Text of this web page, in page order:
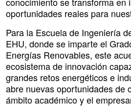
oportunidades reales para
Para la Escuela de Ingeniería
EHU, donde se imparte el
Energías Renovables, este
ecosistema de innovación
grandes retos energéticos e
abre nuevas oportunidades de
ámbito académico y el